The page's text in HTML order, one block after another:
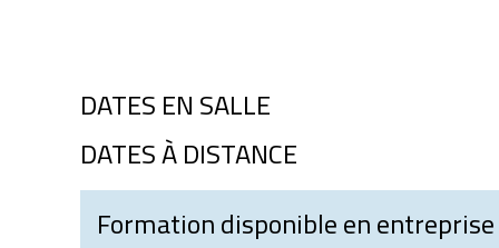
DATES EN SALLE
DATES À DISTANCE
Formation disponible en entreprise